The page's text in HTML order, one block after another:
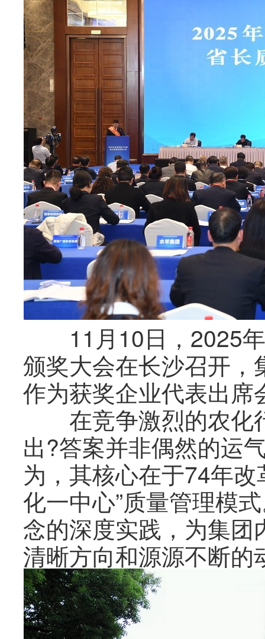
11月10日，2025年
颁奖大会在长沙召开
作为获奖企业代表出
在竞争激烈的农化
出?答案并非偶然的运
为，其核心在于74年
化一中心”质量管理模
念的深度实践，为集
清晰方向和源源不断的